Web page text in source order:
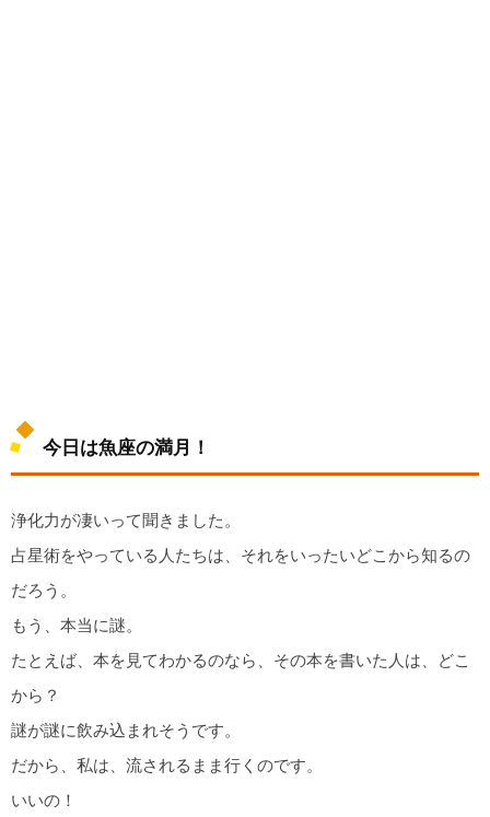
今日は魚座の満月！
浄化力が凄いって聞きました。
占星術をやっている人たちは、それをいったいどこから知るの
だろう。
もう、本当に謎。
たとえば、本を見てわかるのなら、その本を書いた人は、どこ
から？
謎が謎に飲み込まれそうです。
だから、私は、流されるまま行くのです。
いいの！